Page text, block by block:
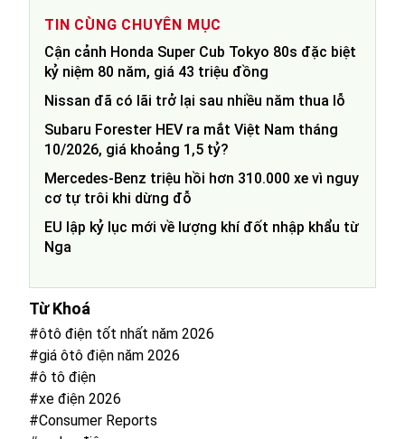
TIN CÙNG CHUYÊN MỤC
Cận cảnh Honda Super Cub Tokyo 80s đặc biệt
kỷ niệm 80 năm, giá 43 triệu đồng
Nissan đã có lãi trở lại sau nhiều năm thua lỗ
Subaru Forester HEV ra mắt Việt Nam tháng
10/2026, giá khoảng 1,5 tỷ?
Mercedes-Benz triệu hồi hơn 310.000 xe vì nguy
cơ tự trôi khi dừng đỗ
EU lập kỷ lục mới về lượng khí đốt nhập khẩu từ
Nga
Từ Khoá
#ôtô điện tốt nhất năm 2026
#giá ôtô điện năm 2026
#ô tô điện
#xe điện 2026
#Consumer Reports